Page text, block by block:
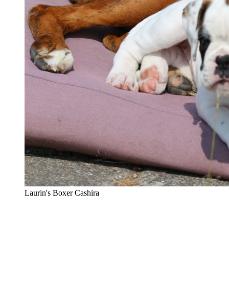
Laurin's Boxer Cashira